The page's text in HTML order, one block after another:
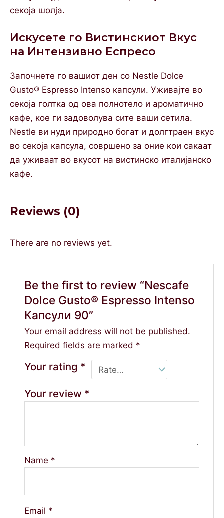
секоја шолја.
Искусете го Вистинскиот Вкус
на Интензивно Еспресо
Започнете го вашиот ден со Nestle Dolce
Gusto® Espresso Intenso капсули. Уживајте во
секоја голтка од ова полнотело и ароматично
кафе, кое ги задоволува сите ваши сетила.
Nestle ви нуди природно богат и долгтраен вкус
во секоја капсула, совршено за оние кои сакаат
да уживаат во вкусот на вистинско италијанско
кафе.
Reviews (0)
There are no reviews yet.
Be the first to review “Nescafe
Dolce Gusto® Espresso Intenso
Капсули 90”
Your email address will not be published.
Required fields are marked *
Your rating *
Your review *
Name *
Email *